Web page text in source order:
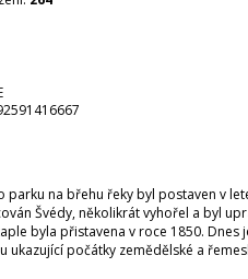
parku na břehu řeky byl postaven v
Švédy, několikrát vyhořel a byl
byla přistavena v roce 1850. Dnes
ukazující počátky zemědělské a